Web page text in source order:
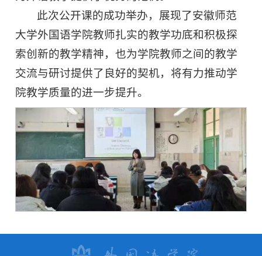
此次公开课的成功举办，展现了安徽师范
大学外国语学院教师扎实的教学功底和积极探
索创新的教学精神，也为学院教师之间的教学
交流与研讨提供了良好的契机，将有力推动学
院教学质量的进一步提升。